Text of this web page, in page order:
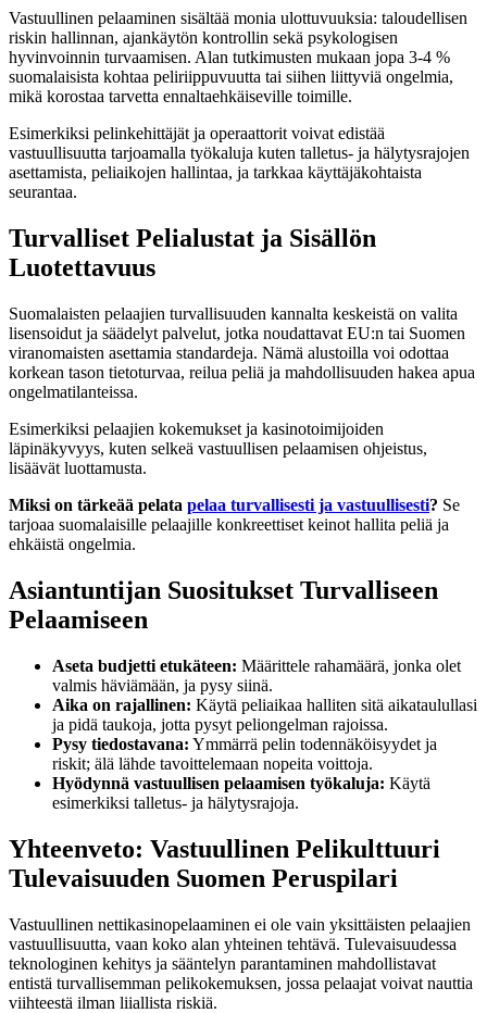
Vastuullinen pelaaminen sisältää monia ulottuvuuksia: taloudellisen
riskin hallinnan, ajankäytön kontrollin sekä psykologisen
hyvinvoinnin turvaamisen. Alan tutkimusten mukaan jopa 3-4 %
suomalaisista kohtaa peliriippuvuutta tai siihen liittyviä ongelmia,
mikä korostaa tarvetta ennaltaehkäiseville toimille.
Esimerkiksi pelinkehittäjät ja operaattorit voivat edistää
vastuullisuutta tarjoamalla työkaluja kuten talletus- ja hälytysrajojen
asettamista, peliaikojen hallintaa, ja tarkkaa käyttäjäkohtaista
seurantaa.
Turvalliset Pelialustat ja Sisällön
Luotettavuus
Suomalaisten pelaajien turvallisuuden kannalta keskeistä on valita
lisensoidut ja säädelyt palvelut, jotka noudattavat EU:n tai Suomen
viranomaisten asettamia standardeja. Nämä alustoilla voi odottaa
korkean tason tietoturvaa, reilua peliä ja mahdollisuuden hakea apua
ongelmatilanteissa.
Esimerkiksi pelaajien kokemukset ja kasinotoimijoiden
läpinäkyvyys, kuten selkeä vastuullisen pelaamisen ohjeistus,
lisäävät luottamusta.
Miksi on tärkeää pelata pelaa turvallisesti ja vastuullisesti? Se
tarjoaa suomalaisille pelaajille konkreettiset keinot hallita peliä ja
ehkäistä ongelmia.
Asiantuntijan Suositukset Turvalliseen
Pelaamiseen
Aseta budjetti etukäteen: Määrittele rahamäärä, jonka olet
valmis häviämään, ja pysy siinä.
Aika on rajallinen: Käytä peliaikaa halliten sitä aikataulullasi
ja pidä taukoja, jotta pysyt peliongelman rajoissa.
Pysy tiedostavana: Ymmärrä pelin todennäköisyydet ja
riskit; älä lähde tavoittelemaan nopeita voittoja.
Hyödynnä vastuullisen pelaamisen työkaluja: Käytä
esimerkiksi talletus- ja hälytysrajoja.
Yhteenveto: Vastuullinen Pelikulttuuri
Tulevaisuuden Suomen Peruspilari
Vastuullinen nettikasinopelaaminen ei ole vain yksittäisten pelaajien
vastuullisuutta, vaan koko alan yhteinen tehtävä. Tulevaisuudessa
teknologinen kehitys ja sääntelyn parantaminen mahdollistavat
entistä turvallisemman pelikokemuksen, jossa pelaajat voivat nauttia
viihteestä ilman liiallista riskiä.